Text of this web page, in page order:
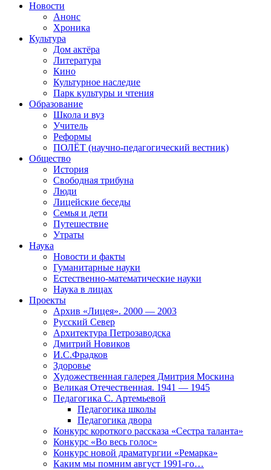
Новости
Анонс
Хроника
Культура
Дом актёра
Литература
Кино
Культурное наследие
Парк культуры и чтения
Образование
Школа и вуз
Учитель
Реформы
ПОЛЁТ (научно-педагогический вестник)
Общество
История
Свободная трибуна
Люди
Лицейские беседы
Семья и дети
Путешествие
Утраты
Наука
Новости и факты
Гуманитарные науки
Естественно-математические науки
Наука в лицах
Проекты
Архив «Лицея». 2000 — 2003
Русский Север
Архитектура Петрозаводска
Дмитрий Новиков
И.С.Фрадков
Здоровье
Художественная галерея Дмитрия Москина
Великая Отечественная. 1941 — 1945
Педагогика С. Артемьевой
Педагогика школы
Педагогика двора
Конкурс короткого рассказа «Сестра таланта»
Конкурс «Во весь голос»
Конкурс новой драматургии «Ремарка»
Каким мы помним август 1991-го…